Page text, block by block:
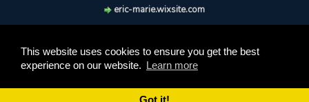
This website uses cookies to ensure you get the best
experience on our website. Learn more
Got it!
eric-marie.wixsite.com
soufflereve.blogspot.com
Ce site est réalisé et maintenu avec coeur et passion.